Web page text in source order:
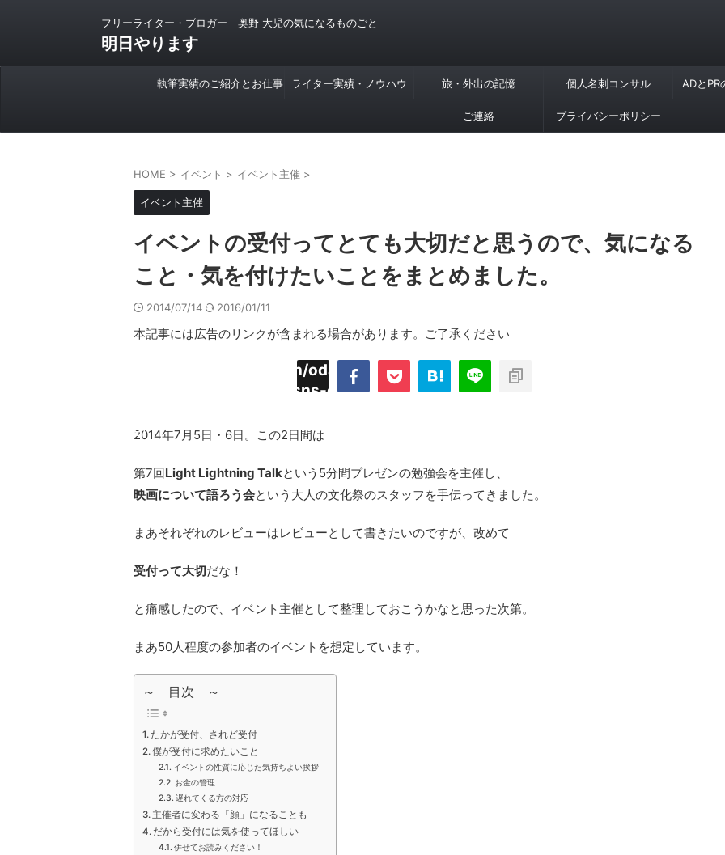
フリーライター・ブロガー 奥野 大児の気になるものごと
明日やります
執筆実績のご紹介とお仕事 ライター実績・ノウハウ 旅・外出の記憶 個人名刺コンサル ADとPR
ご連絡 プライバシーポリシー
HOME > イベント > イベント主催 >
イベント主催
イベントの受付ってとても大切だと思うので、気になる
こと・気を付けたいことをまとめました。
2014/07/14 2016/01/11
本記事には広告のリンクが含まれる場合があります。ご了承ください
"Twitter"
/home/daimyoojin/odaiji.com/public_html/blog/wp-
content/plugins/sns-count-cache/sns-count-
2014年7月5日・6日。この2日間は
第7回Light Lightning Talkという5分間プレゼンの勉強会を主催し、
映画について語ろう会という大人の文化祭のスタッフを手伝ってきました。
まあそれぞれのレビューはレビューとして書きたいのですが、改めて
受付って大切だな！
と痛感したので、イベント主催として整理しておこうかなと思った次第。
まあ50人程度の参加者のイベントを想定しています。
～ 目次 ～
たかが受付、されど受付
僕が受付に求めたいこと
イベントの性質に応じた気持ちよい挨拶
お金の管理
遅れてくる方の対応
主催者に変わる「顔」になることも
だから受付には気を使ってほしい
併せてお読みください！